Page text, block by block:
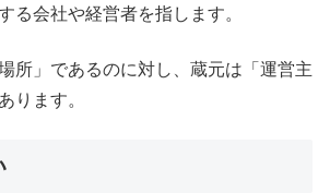
る会社や経営者を指します。
所」であるのに対し、蔵元は「運営主
ります。